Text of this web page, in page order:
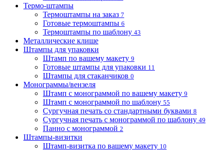
Термо-штампы
Термоштампы на заказ 7
Готовые термоштампы 6
Термоштампы по шаблону 43
Металлические клише
Штампы для упаковки
Штамп по вашему макету 9
Готовые штампы для упаковки 11
Штампы для стаканчиков 0
Монограммы/вензеля
Штамп с монограммой по вашему макету 9
Штамп с монограммой по шаблону 55
Сургучная печать со стандартными буквами 8
Сургучная печать с монограммой по шаблону 49
Панно с монограммой 2
Штампы-визитки
Штамп-визитка по вашему макету 10